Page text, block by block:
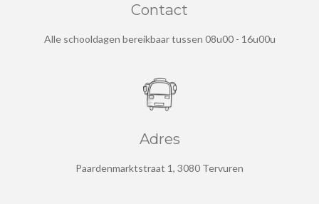
Contact
Alle schooldagen bereikbaar tussen 08u00 - 16u00u
Adres
Paardenmarktstraat 1, 3080 Tervuren